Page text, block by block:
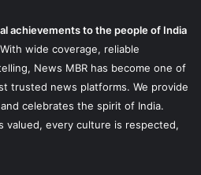
achievements to the people of India
With wide coverage, reliable
News MBR has become one of
trusted news platforms. We provide
celebrates the spirit of India.
valued, every culture is respected,